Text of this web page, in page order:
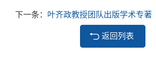
下一条： 叶齐政教授团队出版学术专著《基于数字图
返回列表